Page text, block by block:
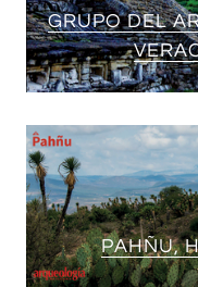
GRUPO DEL
PAHÑU,